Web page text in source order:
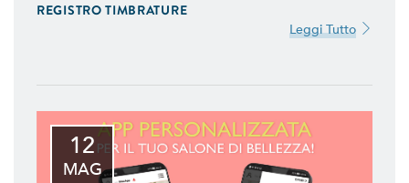
REGISTRO TIMBRATURE
Leggi Tutto
12
MAG